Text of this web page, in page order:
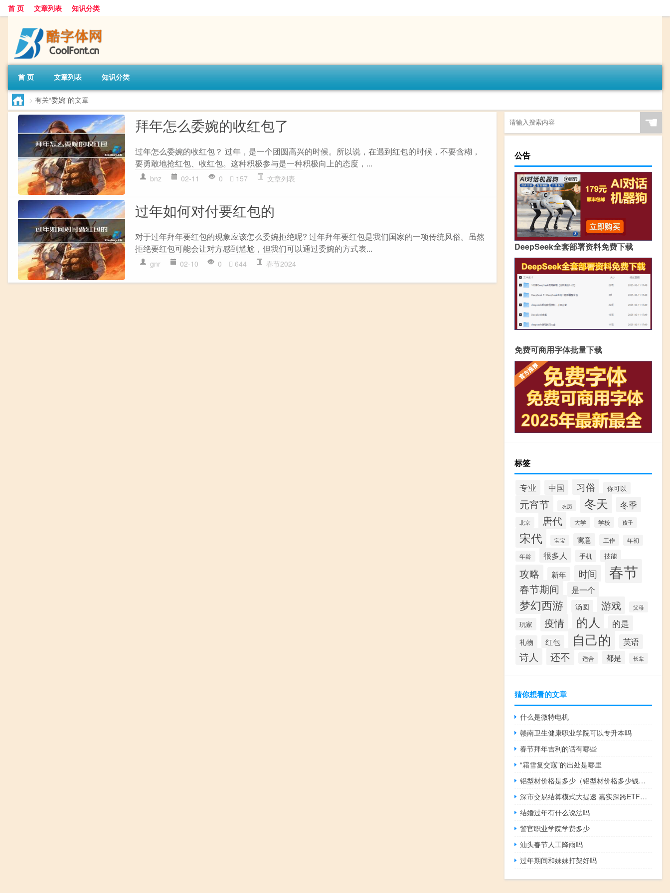
首 页 文章列表 知识分类
首 页 文章列表 知识分类
> 有关“委婉”的文章
拜年怎么委婉的收红包了
过年怎么委婉的收红包？ 过年，是一个团圆高兴的时候。所以说，在遇到红包的时候，不要含糊，
要勇敢地抢红包、收红包。这种积极参与是一种积极向上的态度，...
bnz 02-11 0 157 文章列表
过年如何对付要红包的
对于过年拜年要红包的现象应该怎么委婉拒绝呢? 过年拜年要红包是我们国家的一项传统风俗。虽然
拒绝要红包可能会让对方感到尴尬，但我们可以通过委婉的方式表...
gnr 02-10 0 644 春节2024
☚
公告
DeepSeek全套部署资料免费下载
免费可商用字体批量下载
标签
专业 中国 习俗 你可以
元宵节 农历 冬天 冬季
北京 唐代 大学 学校 孩子
宋代 宝宝 寓意 工作
年初
年龄
很多人 手机 技能
攻略 新年 时间 春节
春节期间 是一个
梦幻西游 汤圆 游戏 父母
玩家 疫情 的人 的是
礼物 红包 自己的 英语
诗人 还不 适合 都是 长辈
猜你想看的文章
什么是微特电机
赣南卫生健康职业学院可以专升本吗
春节拜年吉利的话有哪些
“霜雪复交寇”的出处是哪里
铝型材价格是多少（铝型材价格多少钱一吨）
深市交易结算模式大提速 嘉实深跨ETF旗舰双雄同步跟进
结婚过年有什么说法吗
警官职业学院学费多少
汕头春节人工降雨吗
过年期间和妹妹打架好吗